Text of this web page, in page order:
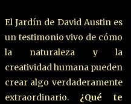
El Jardín de David Austin es
un testimonio vivo de cómo
la naturaleza y la
creatividad humana pueden
crear algo verdaderamente
extraordinario. ¿Qué te